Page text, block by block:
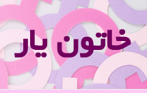
خاتون یار